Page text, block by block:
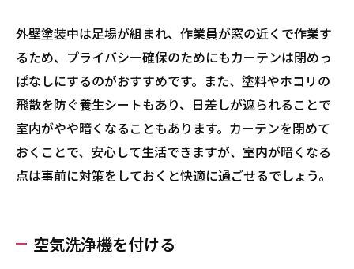
外壁塗装中は足場が組まれ、作業員が窓の近くで作業す
るため、プライバシー確保のためにもカーテンは閉めっ
ぱなしにするのがおすすめです。また、塗料やホコリの
飛散を防ぐ養生シートもあり、日差しが遮られることで
室内がやや暗くなることもあります。カーテンを閉めて
おくことで、安心して生活できますが、室内が暗くなる
点は事前に対策をしておくと快適に過ごせるでしょう。
空気洗浄機を付ける